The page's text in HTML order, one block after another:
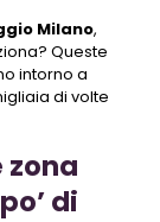
Milano,
Queste
intorno a
di volte
di